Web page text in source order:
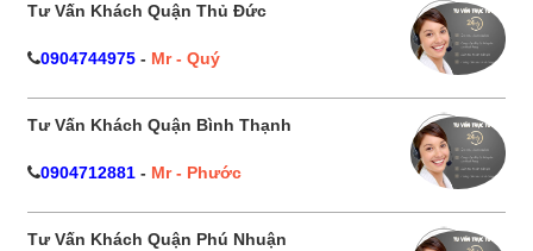
Tư Vấn Khách Quận Thủ Đức
0904744975 - Mr - Quý
Tư Vấn Khách Quận Bình Thạnh
0904712881 - Mr - Phước
Tư Vấn Khách Quận Phú Nhuận